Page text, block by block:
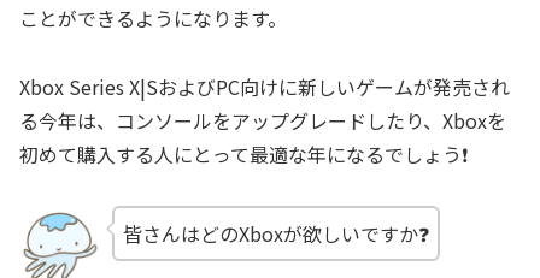
ことができるようになります。
Xbox Series X|SおよびPC向けに新しいゲームが発売され
る今年は、コンソールをアップグレードしたり、Xboxを
初めて購入する人にとって最適な年になるでしょう❗️
皆さんはどのXboxが欲しいですか❓️